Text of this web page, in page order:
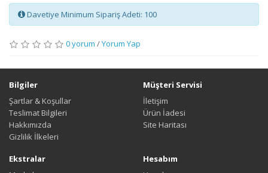
Davetiye Minimum Sipariş Adeti: 100
0 yorum /Yorum Yap
Bilgiler
Şartlar & Koşullar
Teslimat Bilgileri
Hakkımızda
Gizlilik İlkeleri
Müşteri Servisi
İletişim
Ürün İadesi
Site Haritası
Ekstralar
Hesabım